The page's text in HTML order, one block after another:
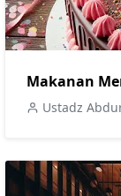
Makanan
Ustadz